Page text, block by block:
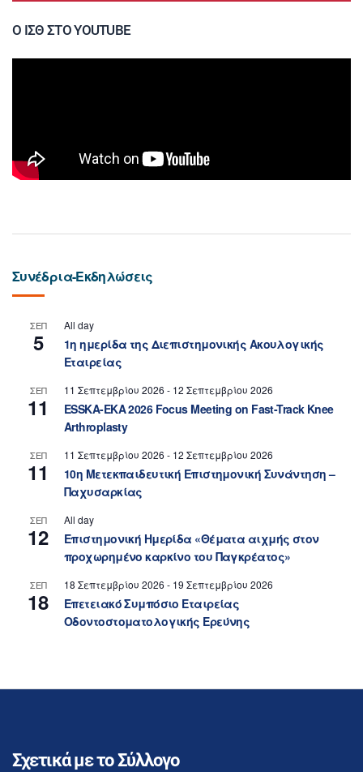
Ο ΙΣΘ ΣΤΟ YOUTUBE
Συνέδρια-Εκδηλώσεις
ΣΕΠ
5
All day
1η ημερίδα της Διεπιστημονικής Ακουλογικής
Εταιρείας
ΣΕΠ
11
11 Σεπτεμβρίου 2026 - 12 Σεπτεμβρίου 2026
ESSKA-EKA 2026 Focus Meeting on Fast-Track Knee
Arthroplasty
ΣΕΠ
11
11 Σεπτεμβρίου 2026 - 12 Σεπτεμβρίου 2026
10η Μετεκπαιδευτική Επιστημονική Συνάντηση –
Παχυσαρκίας
ΣΕΠ
12
All day
Επιστημονική Ημερίδα «Θέματα αιχμής στον
προχωρημένο καρκίνο του Παγκρέατος»
ΣΕΠ
18
18 Σεπτεμβρίου 2026 - 19 Σεπτεμβρίου 2026
Επετειακό Συμπόσιο Εταιρείας
Οδοντοστοματολογικής Ερεύνης
Σχετικά με το Σύλλογο